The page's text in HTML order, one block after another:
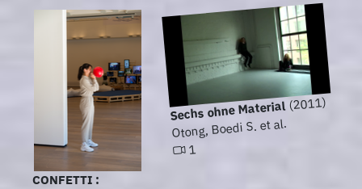
CONFETTI :
Sechs ohne Material(2011)
Otong, Boedi S. et al.
1